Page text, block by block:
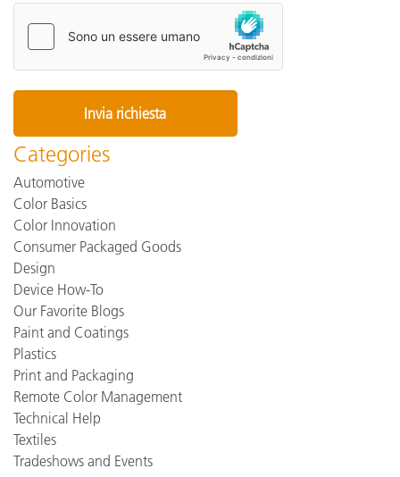
Categories
Automotive
Color Basics
Color Innovation
Consumer Packaged Goods
Design
Device How-To
Our Favorite Blogs
Paint and Coatings
Plastics
Print and Packaging
Remote Color Management
Technical Help
Textiles
Tradeshows and Events